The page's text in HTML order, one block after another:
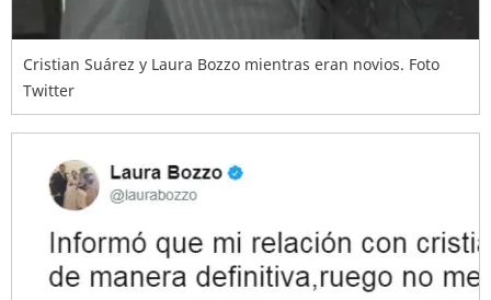
Cristian Suárez y Laura Bozzo mientras eran novios. Foto
Twitter